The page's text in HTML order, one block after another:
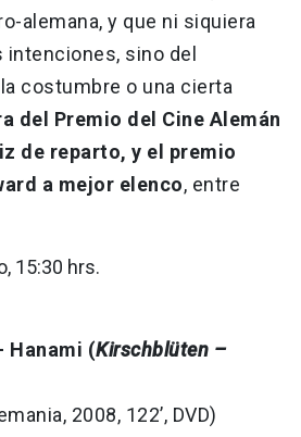
alemana, y que ni siquiera
sino del
costumbre o una cierta
del Premio del Cine Alemán
de reparto, y el premio
a mejor elenco, entre
15:30 hrs.
Hanami (Kirschblüten –
2008, 122’, DVD)